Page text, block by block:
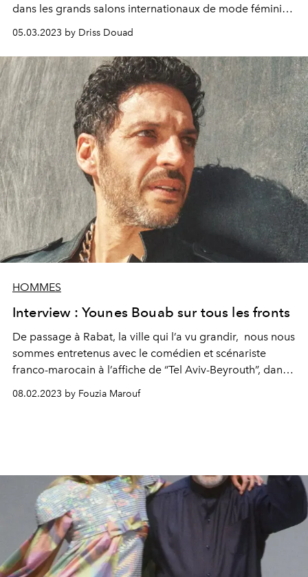
dans les grands salons internationaux de mode féminine
qu’il fréquentait assidûment. C’est là qu’il a réalisé que
ces marques avaient besoin d’être accompagnées dans
leur développement. En 2020, il lance Initiative Audace
avec pour objectif de donner plus de chances à ces
designers marocains. Rencontre.
05.03.2023 by Driss Douad
HOMMES
Interview : Younes Bouab sur tous les fronts
De passage à Rabat, la ville qui l’a vu grandir, nous nous
sommes entretenus avec le comédien et scénariste
franco-marocain à l’affiche de “Tel Aviv-Beyrouth”, dans
lequel il incarne le rôle d’un gradé libanais pris dans la
tourmente des guerres à répétition entre Israël et le
08.02.2023 by Fouzia Marouf